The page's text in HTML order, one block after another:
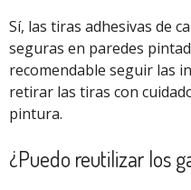
Sí, las tiras adhesivas de
seguras en paredes
recomendable seguir las
retirar las tiras con
pintura.
¿Puedo reutilizar los